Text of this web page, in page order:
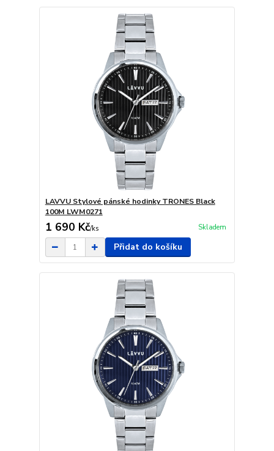
LAVVU Stylové pánské hodinky TRONES Black
100M LWM0271
1 690 Kč/ks Skladem
Přidat do košíku